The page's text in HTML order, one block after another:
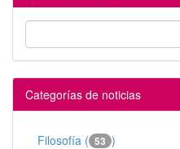
Categorías de noticias
Filosofía ( 53 )